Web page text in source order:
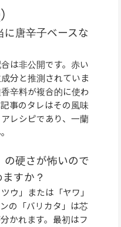
に唐辛子ベースな
は非公開です。赤い
分と推測されていま
辛料が複合的に使わ
事のタレはその風味
レシピであり、一蘭
の硬さが怖いので
すか？
ウ」または「ヤワ」
の「バリカタ」は芯
かれます。最初はフ